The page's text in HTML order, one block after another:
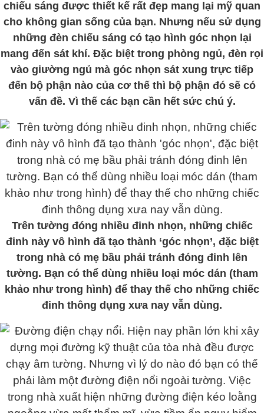
chiếu sáng được thiết kế rất đẹp mang lại mỹ quan
cho không gian sống của bạn. Nhưng nếu sử dụng
những đèn chiếu sáng có tạo hình góc nhọn lại
mang đến sát khí. Đặc biệt trong phòng ngủ, đèn rọi
vào giường ngủ mà góc nhọn sát xung trực tiếp
đến bộ phận nào của cơ thế thì bộ phận đó sẽ có
vấn đề. Vì thế các bạn cần hết sức chú ý.
Trên tường đóng nhiều đinh nhọn, những chiếc
đinh này vô hình đã tạo thành ‘góc nhọn’, đặc biệt
trong nhà có mẹ bầu phải tránh đóng đinh lên
tường. Bạn có thể dùng nhiều loại móc dán (tham
khảo như trong hình) để thay thế cho những chiếc
đinh thông dụng xưa nay vẫn dùng.